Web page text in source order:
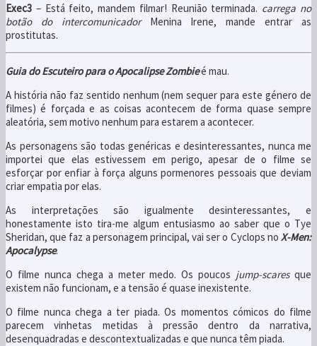
Exec3 – Está feito, mandem filmar! Reunião terminada. carrega no
botão do intercomunicadorMenina Irene, mande entrar as
prostitutas.
Guia do Escuteiro para o Apocalipse Zombieé mau.
A história não faz sentido nenhum (nem sequer para este género de
filmes) é forçada e as coisas acontecem de forma quase sempre
aleatória, sem motivo nenhum para estarem a acontecer.
As personagens são todas genéricas e desinteressantes, nunca me
importei que elas estivessem em perigo, apesar de o filme se
esforçar por enfiar à força alguns pormenores pessoais que deviam
criar empatia por elas.
As interpretações são igualmente desinteressantes, e
honestamente isto tira-me algum entusiasmo ao saber que o Tye
Sheridan, que faz a personagem principal, vai ser o Cyclops no X-Men:
Apocalypse.
O filme nunca chega a meter medo. Os poucos jump-scaresque
existem não funcionam, e a tensão é quase inexistente.
O filme nunca chega a ter piada. Os momentos cómicos do filme
parecem vinhetas metidas à pressão dentro da narrativa,
desenquadradas e descontextualizadas e que nunca têm piada.